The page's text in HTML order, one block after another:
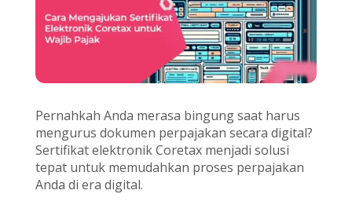
Pernahkah Anda merasa bingung saat harus
mengurus dokumen perpajakan secara digital?
Sertifikat elektronik Coretax menjadi solusi
tepat untuk memudahkan proses perpajakan
Anda di era digital.